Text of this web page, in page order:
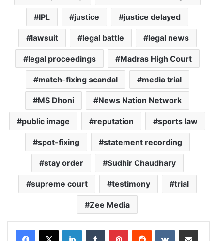
IPL justice justice delayed
lawsuit legal battle legal news
legal proceedings Madras High Court
match-fixing scandal media trial
MS Dhoni News Nation Network
public image reputation sports law
spot-fixing statement recording
stay order Sudhir Chaudhary
supreme court testimony trial
Zee Media
LinkedInTumblr PinterestReddit VKontakteShare via Email